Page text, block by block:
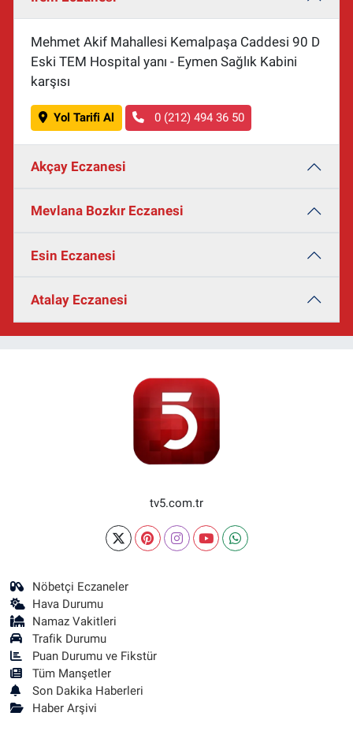
Mehmet Akif Mahallesi Kemalpaşa Caddesi 90 D
Eski TEM Hospital yanı - Eymen Sağlık Kabini
karşısı
Yol Tarifi Al 0 (212) 494 36 50
Akçay Eczanesi
Mevlana Bozkır Eczanesi
Esin Eczanesi
Atalay Eczanesi
tv5.com.tr
Nöbetçi Eczaneler
Hava Durumu
Namaz Vakitleri
Trafik Durumu
Puan Durumu ve Fikstür
Tüm Manşetler
Son Dakika Haberleri
Haber Arşivi